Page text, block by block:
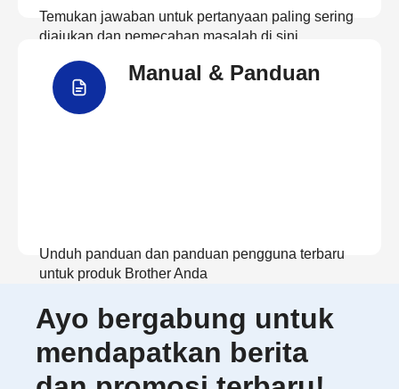
Temukan jawaban untuk pertanyaan paling sering
diajukan dan pemecahan masalah di sini
Manual & Panduan
Unduh panduan dan panduan pengguna terbaru
untuk produk Brother Anda
Lihat Panduan
Ayo bergabung untuk
mendapatkan berita